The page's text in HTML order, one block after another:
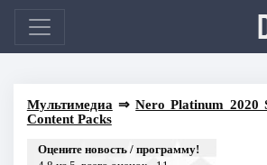
Мультимедиа ⇒Nero Platinum 2020
Content Packs
Оцените новость / программу!